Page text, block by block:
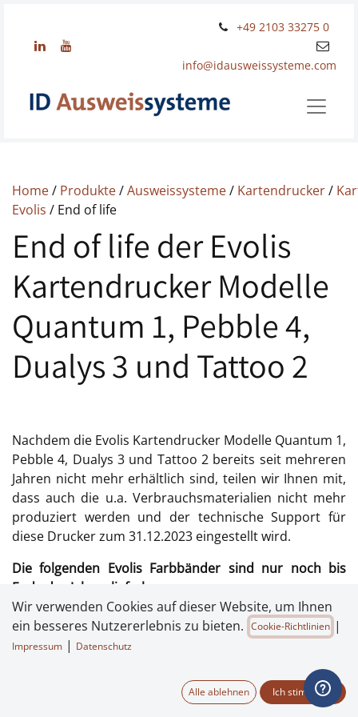
+49 2103 33275 0
info@idausweissysteme.com
Home/ Produkte/Ausweissysteme/ Kartendrucker/
Evolis / End of life
End of life der Evolis
Kartendrucker Modelle
Quantum 1, Pebble 4,
Dualys 3 und Tattoo 2
Nachdem die Evolis Kartendrucker Modelle Quantum 1,
Pebble 4, Dualys 3 und Tattoo 2 bereits seit mehreren
Jahren nicht mehr erhältlich sind, teilen wir Ihnen mit,
dass auch die u.a. Verbrauchsmaterialien nicht mehr
produziert werden und der technische Support für
diese Drucker zum 31.12.2023 eingestellt wird.
Die folgenden Evolis Farbbänder sind nur noch bis
Ende des Jahres lieferbar:
R3111 - Farbband YMCKO ( für Quantum 1)
R2121 - Monochromeband Schwarz (für Quantum
R3411 - Farbband YMCKO (für Tattoo 2)
R2211 - Monochromeband Schwarz (für Tattoo 2)
Wir verwenden Cookies auf dieser Website, um Ihnen
ein besseres Nutzererlebnis zu bieten. Cookie-Richtlinien |
Impressum | Datenschutz
Alle ablehnen Ich stimme zu